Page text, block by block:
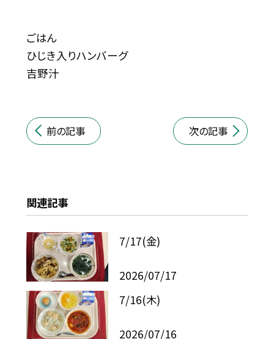
ごはん
ひじき入りハンバーグ
吉野汁
前の記事 次の記事
関連記事
7/17(金)
2026/07/17
7/16(木)
2026/07/16